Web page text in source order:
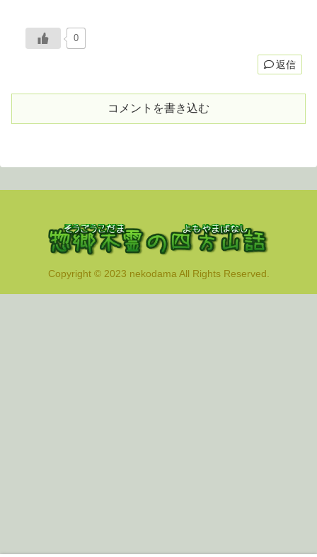
0
返信
コメントを書き込む
Copyright © 2023 nekodama All Rights Reserved.